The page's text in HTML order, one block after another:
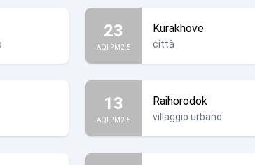
23
AQI PM2.5
Kurakhove
città
13
AQI PM2.5
Raihorodok
villaggio urbano